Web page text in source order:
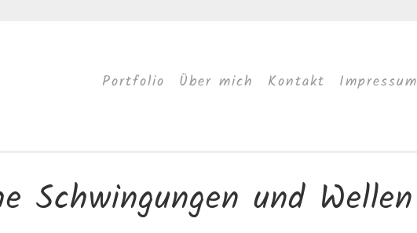
Portfolio Über mich Kontakt Impressum
Schwingungen und Wellen